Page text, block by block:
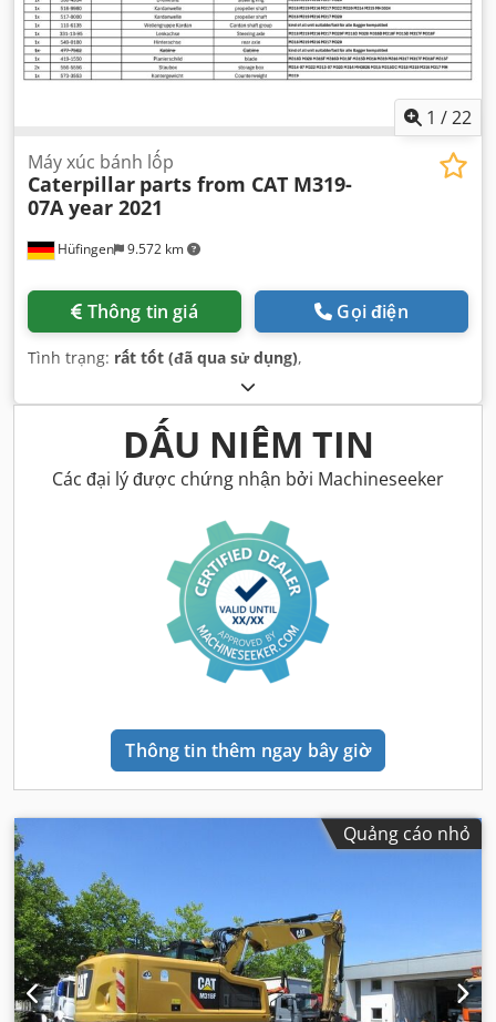
1 /22
Hüfingen 9.572 km
Máy xúc bánh lốp
Caterpillar parts from CAT M319-
07A year 2021
Thông tin giá Gọi điện
Tình trạng: rất tốt (đã qua sử dụng),
DẤU NIÊM TIN
Các đại lý được chứng nhận bởi Machineseeker
Thông tin thêm ngay bây giờ
Quảng cáo nhỏ